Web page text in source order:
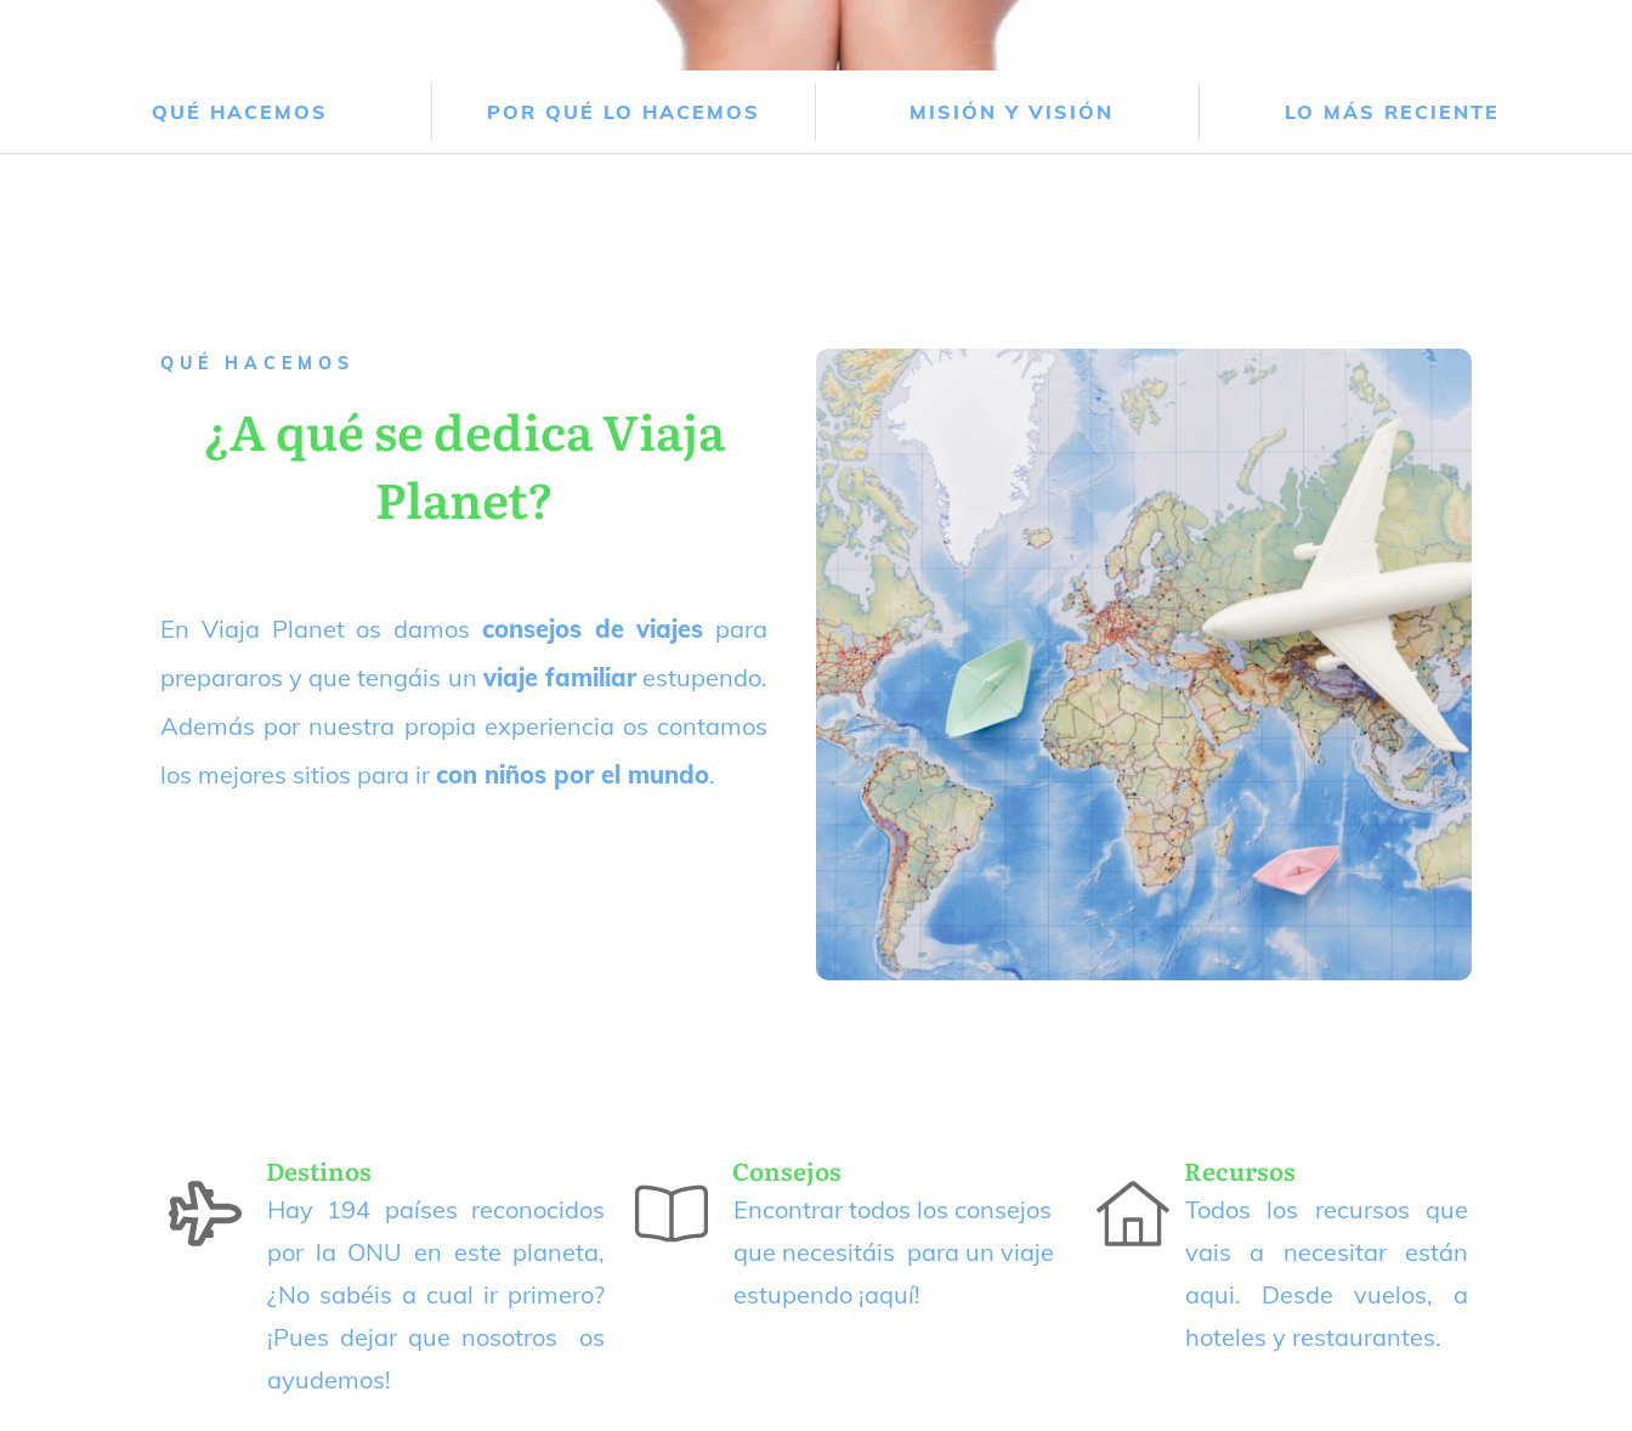
QUÉ HACEMOS POR QUÉ LO HACEMOS MISIÓN Y VISIÓN LO MÁS RECIENTE
QUÉ HACEMOS
¿A qué se dedica Viaja
Planet?
En Viaja Planet os damos consejos de viajes para
prepararos y que tengáis un viaje familiarestupendo.
Además por nuestra propia experiencia os contamos
los mejores sitios para ir con niños por el mundo.
Destinos
Hay 194 países reconocidos
por la ONU en este planeta,
¿No sabéis a cual ir primero?
¡Pues dejar que nosotros os
ayudemos!
Consejos
Encontrar todos los consejos
que necesitáis para un viaje
estupendo ¡aquí!
Recursos
Todos los recursos que
vais a necesitar están
aqui. Desde vuelos, a
hoteles y restaurantes.